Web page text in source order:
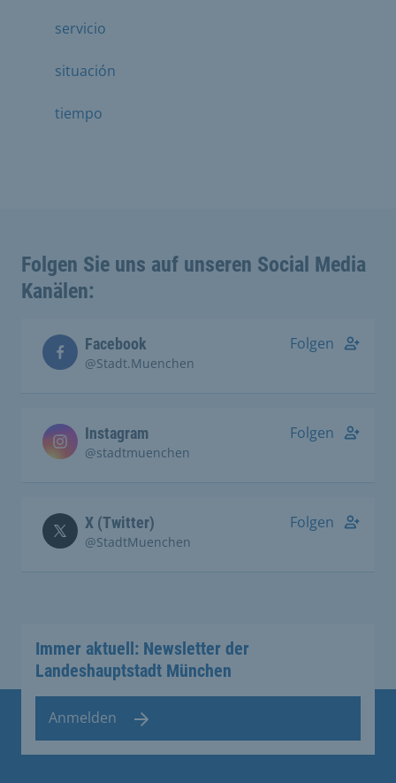
servicio
situación
tiempo
Folgen Sie uns auf unseren Social Media
Kanälen:
Facebook
@Stadt.Muenchen
Folgen
Instagram
@stadtmuenchen
Folgen
X (Twitter)
@StadtMuenchen
Folgen
Immer aktuell: Newsletter der
Landeshauptstadt München
Anmelden